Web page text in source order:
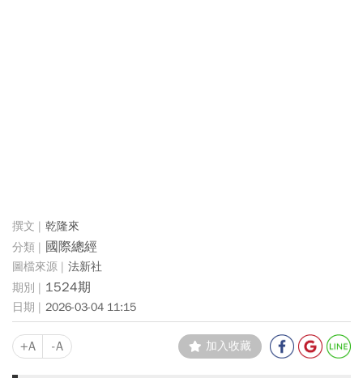
乾隆來
國際總經
法新社
1524期
2026-03-04 11:15
+A -A 加入收藏